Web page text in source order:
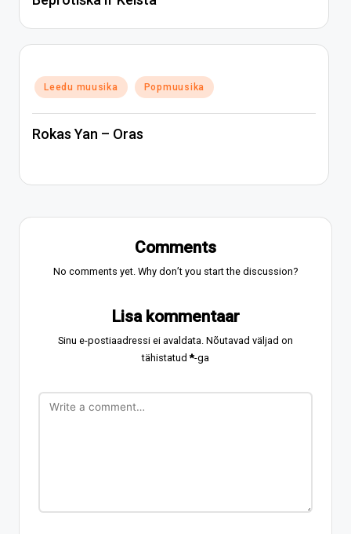
Posted
in
Leedu muusika Popmuusika
Rokas Yan – Oras
Comments
No comments yet. Why don’t you start the discussion?
Lisa kommentaar
Sinu e-postiaadressi ei avaldata. Nõutavad väljad on
tähistatud*-ga